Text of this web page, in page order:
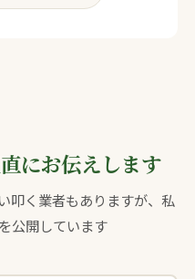
にお伝えします
叩く業者もありますが、私
公開しています